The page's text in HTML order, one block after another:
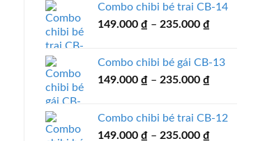
149.000
Combo chibi bé trai CB-14
149.000 ₫ – 235.000 ₫Khoảng
149.000
Combo chibi bé gái CB-13
149.000 ₫ – 235.000 ₫Khoảng
149.000
Combo chibi bé trai CB-12
149.000 ₫ – 235.000 ₫Khoảng